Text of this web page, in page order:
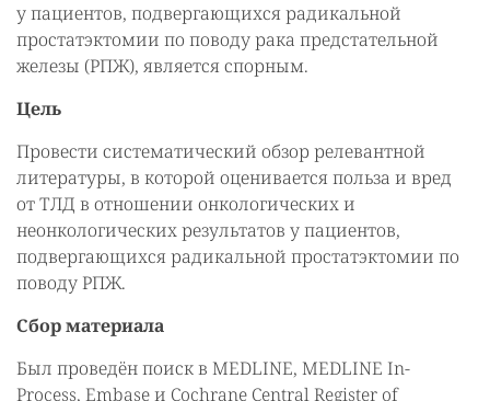
у пациентов, подвергающихся радикальной
простатэктомии по поводу рака предстательной
железы (РПЖ), является спорным.
Цель
Провести систематический обзор релевантной
литературы, в которой оценивается польза и вред
от ТЛД в отношении онкологических и
неонкологических результатов у пациентов,
подвергающихся радикальной простатэктомии по
поводу РПЖ.
Сбор материала
Был проведён поиск в MEDLINE, MEDLINE In-
Process, Embase и Cochrane Central Register of